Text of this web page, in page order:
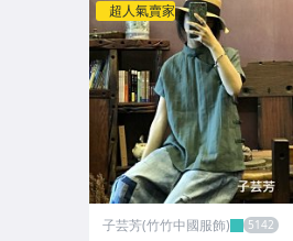
超人氣賣家
子芸芳(竹竹中國服飾)